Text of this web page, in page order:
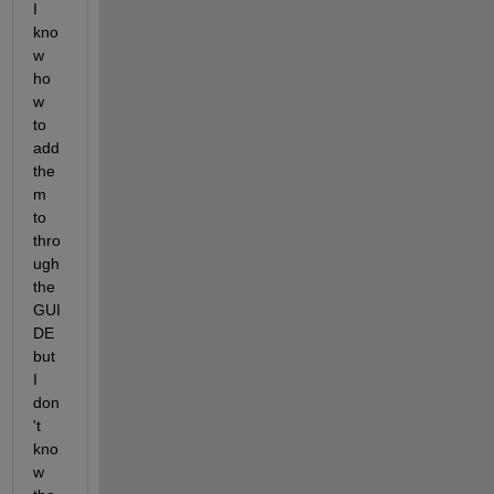
I
kno
w
ho
w
to
add
the
m
to
thro
ugh
the
GUI
DE
but
I
don
't
kno
w